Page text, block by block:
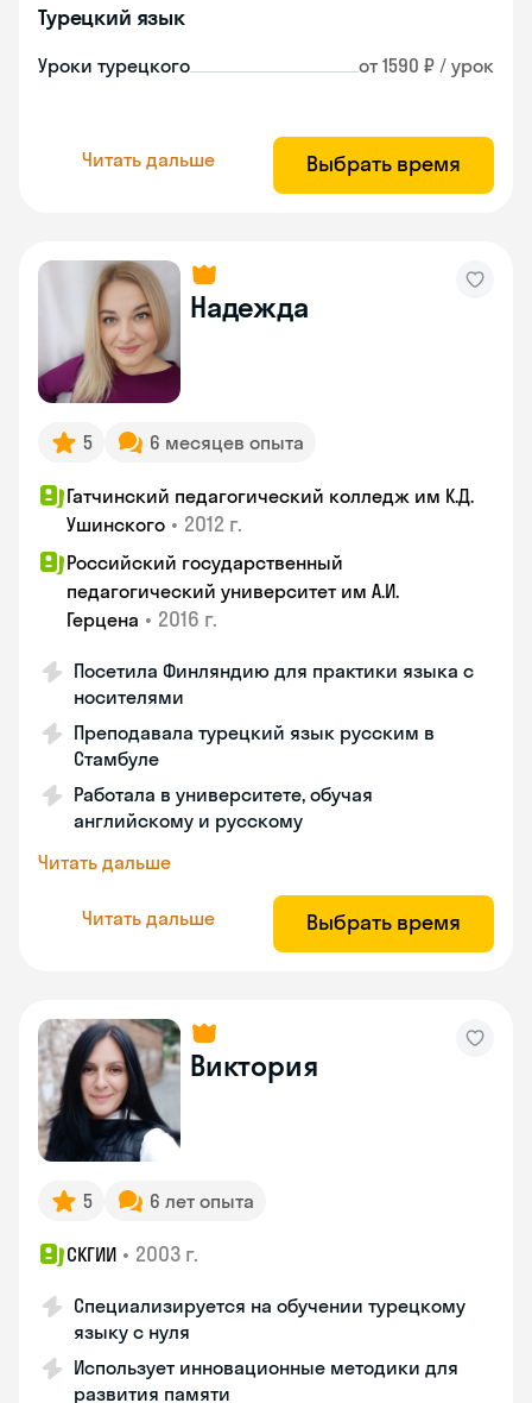
Турецкий язык
Уроки турецкого от 1590 ₽ / урок
Читать дальше Выбрать время
Надежда
5 6 месяцев опыта
Гатчинский педагогический колледж им К.Д.
Ушинского • 2012 г.
Российский государственный
педагогический университет им А.И.
Герцена • 2016 г.
Посетила Финляндию для практики языка с
носителями
Преподавала турецкий язык русским в
Стамбуле
Работала в университете, обучая
английскому и русскому
Читать дальше
Читать дальше Выбрать время
Виктория
5 6 лет опыта
СКГИИ • 2003 г.
Специализируется на обучении турецкому
языку с нуля
Использует инновационные методики для
развития памяти